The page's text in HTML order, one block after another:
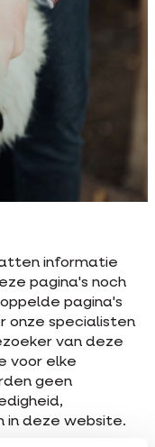
informatie
pagina's noch
pagina's
onze specialisten
van deze
voor elke
geen
in deze website.